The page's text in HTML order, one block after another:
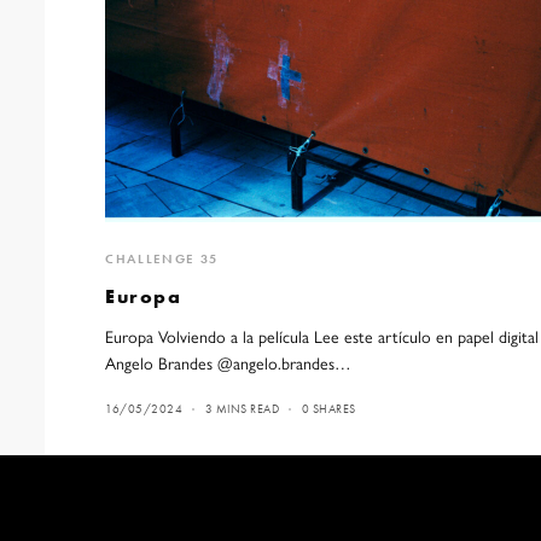
CHALLENGE 35
Europa
Europa Volviendo a la película Lee este artículo en papel
Angelo Brandes @angelo.brandes…
16/05/2024 3 MINS READ 0 SHARES